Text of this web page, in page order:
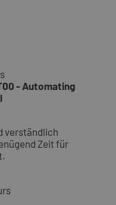
- Automating
verständlich
Zeit für